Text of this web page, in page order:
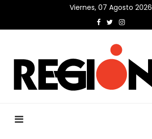
Viernes, 07 Agosto 2026